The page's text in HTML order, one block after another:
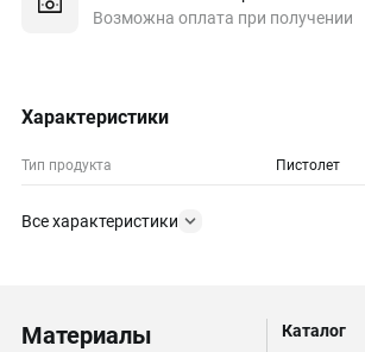
Возможна оплата при получении
Характеристики
Тип продукта Пистолет
Все характеристики
Материалы
Каталог